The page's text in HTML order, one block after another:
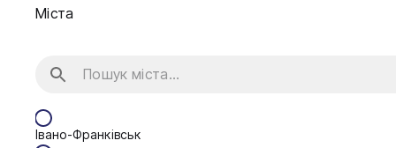
Міста
Івано-Франківськ